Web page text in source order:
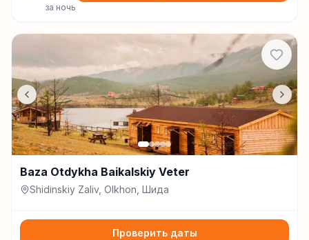
за ночь
Baza Otdykha Baikalskiy Veter
Shidinskiy Zaliv, Olkhon, Шида
Проверить даты